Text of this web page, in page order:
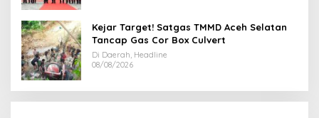
Kejar Target! Satgas TMMD Aceh Selatan
Tancap Gas Cor Box Culvert
Di Daerah, Headline
08/08/2026